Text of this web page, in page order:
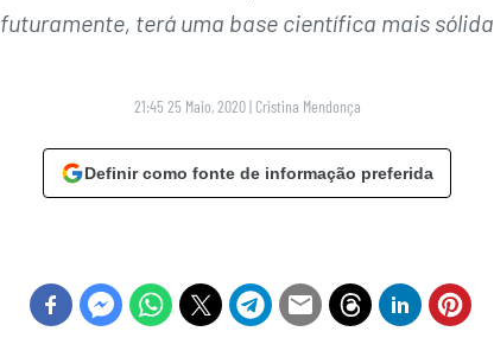
futuramente, terá uma base científica mais sólida
21:45 25 Maio, 2020 | Cristina Mendonça
Definir como fonte de informação preferida